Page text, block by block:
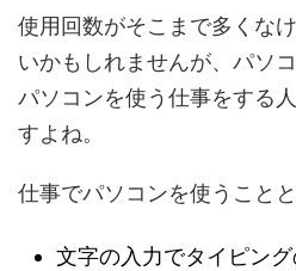
使用回数がそこまで多くな
いかもしれませんが、パソ
パソコンを使う仕事をする
すよね。
仕事でパソコンを使うこと
文字の入力でタイピン